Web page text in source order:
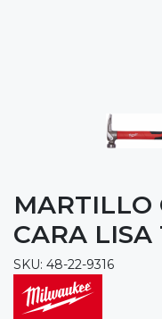
MARTILLO
CARA LISA
SKU: 48-22-9316